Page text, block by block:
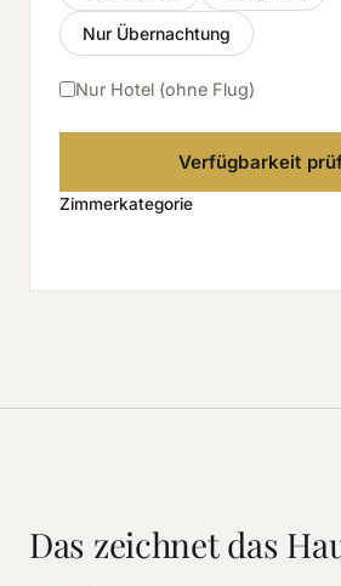
Nur Übernachtung
Nur Hotel (ohne Flug)
Verfügbarkeit
Zimmerkategorie
Das zeichnet das